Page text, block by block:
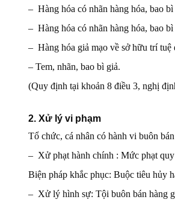
– Hàng hóa có nhãn hàng hóa, bao
– Hàng hóa có nhãn hàng hóa, bao
– Hàng hóa giả mạo về sở hữu trí
– Tem, nhãn, bao bì giả.
(Quy định tại khoản 8 điều 3, nghị
2. Xử lý vi phạm
Tổ chức, cá nhân có hành vi buôn
– Xử phạt hành chính : Mức phạt
Biện pháp khắc phục: Buộc tiêu hủy
– Xử lý hình sự: Tội buôn bán hàng